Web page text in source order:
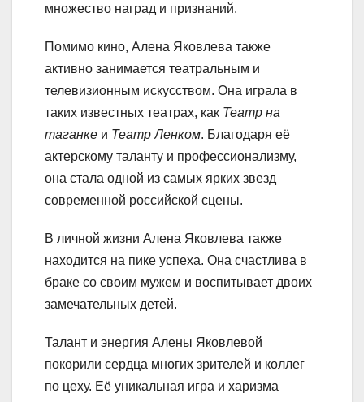
множество наград и признаний.
Помимо кино, Алена Яковлева также
активно занимается театральным и
телевизионным искусством. Она играла в
таких известных театрах, как Театр на
таганке и Театр Ленком. Благодаря её
актерскому таланту и профессионализму,
она стала одной из самых ярких звезд
современной российской сцены.
В личной жизни Алена Яковлева также
находится на пике успеха. Она счастлива в
браке со своим мужем и воспитывает двоих
замечательных детей.
Талант и энергия Алены Яковлевой
покорили сердца многих зрителей и коллег
по цеху. Её уникальная игра и харизма